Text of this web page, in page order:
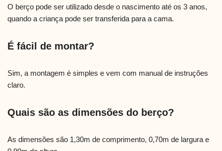
O berço pode ser utilizado desde o nascimento até os 3 anos,
quando a criança pode ser transferida para a cama.
É fácil de montar?
Sim, a montagem é simples e vem com manual de instruções
claro.
Quais são as dimensões do berço?
As dimensões são 1,30m de comprimento, 0,70m de largura e